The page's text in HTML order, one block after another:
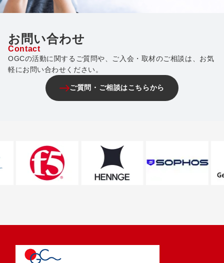
お問い合わせ
Contact
OGCの活動に関するご質問や、ご入会・取材のご相談は、お気
軽にお問い合わせください。
ご質問・ご相談はこちらから